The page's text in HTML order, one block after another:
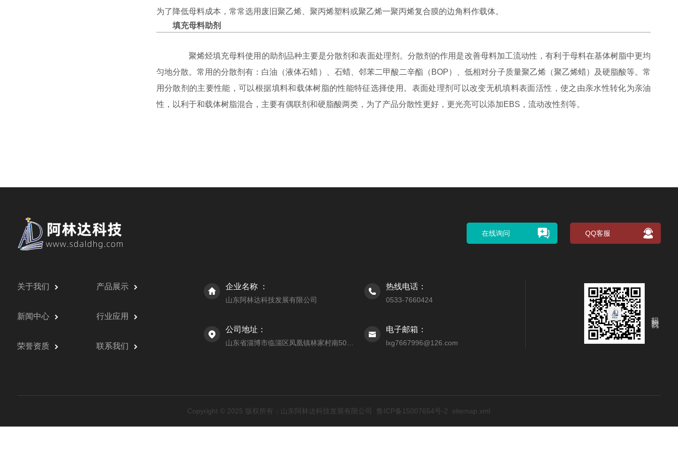
为了降低母料成本，常常选用废旧聚乙烯、聚丙烯塑料或聚乙烯一聚丙烯复合膜的边角料作载体。
填充母料助剂
聚烯烃填充母料使用的助剂品种主要是分散剂和表面处理剂。分散剂的作用是改善母料加工流动性，有利于母料在基体树脂中更均
匀地分散。常用的分散剂有：白油（液体石蜡）、石蜡、邻苯二甲酸二辛酯（BOP）、低相对分子质量聚乙烯（聚乙烯蜡）及硬脂酸等。常
用分散剂的主要性能，可以根据填料和载体树脂的性能特征选择使用。表面处理剂可以改变无机填料表面活性，使之由亲水性转化为亲油
性，以利于和载体树脂混合，主要有偶联剂和硬脂酸两类，为了产品分散性更好，更光亮可以添加EBS，流动改性剂等。
在线询问 QQ客服
关于我们 产品展示
新闻中心 行业应用
荣誉资质 联系我们
企业名称 ：
山东阿林达科技发展有限公司
热线电话：
0533-7660424
公司地址： 电子邮箱：
lxg7667996@126.com
Copyright © 2025 版权所有：山东阿林达科技发展有限公司 鲁ICP备15007654号-2 sitemap.xml